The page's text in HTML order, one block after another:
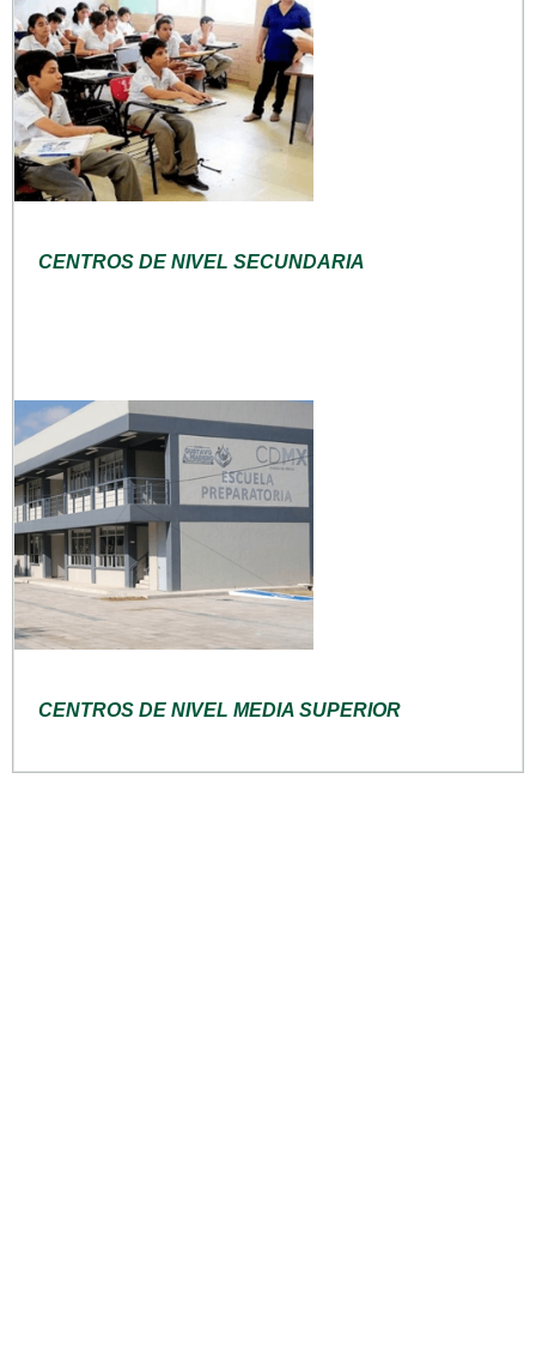
CENTROS DE NIVEL SECUNDARIA
CENTROS DE NIVEL MEDIA SUPERIOR